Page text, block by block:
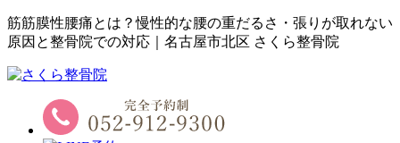
筋筋膜性腰痛とは？慢性的な腰の重だるさ・張りが取れない
原因と整骨院での対応｜名古屋市北区 さくら整骨院